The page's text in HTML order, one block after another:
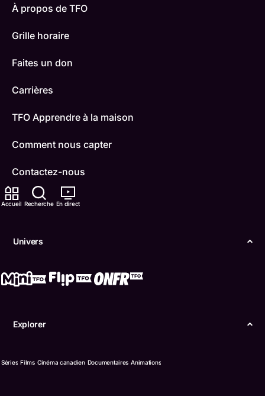
Accueil Recherche En direct
Univers
Explorer
Séries Films Cinéma canadien Documentaires Animations
À propos de TFO
Grille horaire
Faites un don
Carrières
TFO Apprendre à la maison
Comment nous capter
Contactez-nous
ONFR
Conditions d'utilisation
© Office des télécommunications éducatives de